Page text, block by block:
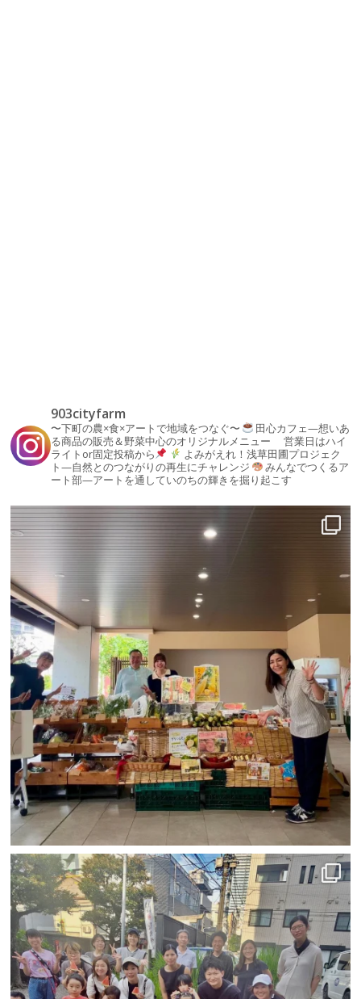
903cityfarm
〜下町の農×食×アートで地域をつなぐ〜
田心カフェ—想いあ
る商品の販売＆野菜中心のオリジナルメニュー 営業日はハイ
ライトor固定投稿から
よみがえれ！浅草田圃プロジェク
ト—自然とのつながりの再生にチャレンジ
みんなでつくるア
ート部—アートを通していのちの輝きを掘り起こす